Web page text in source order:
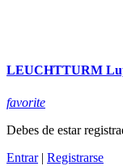
LEUCHTTURM
favorite
Debes de estar
Entrar| Registrarse